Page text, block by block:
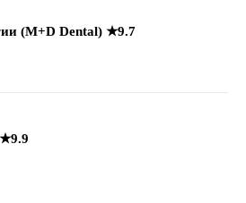
(M+D Dental) ★9.7